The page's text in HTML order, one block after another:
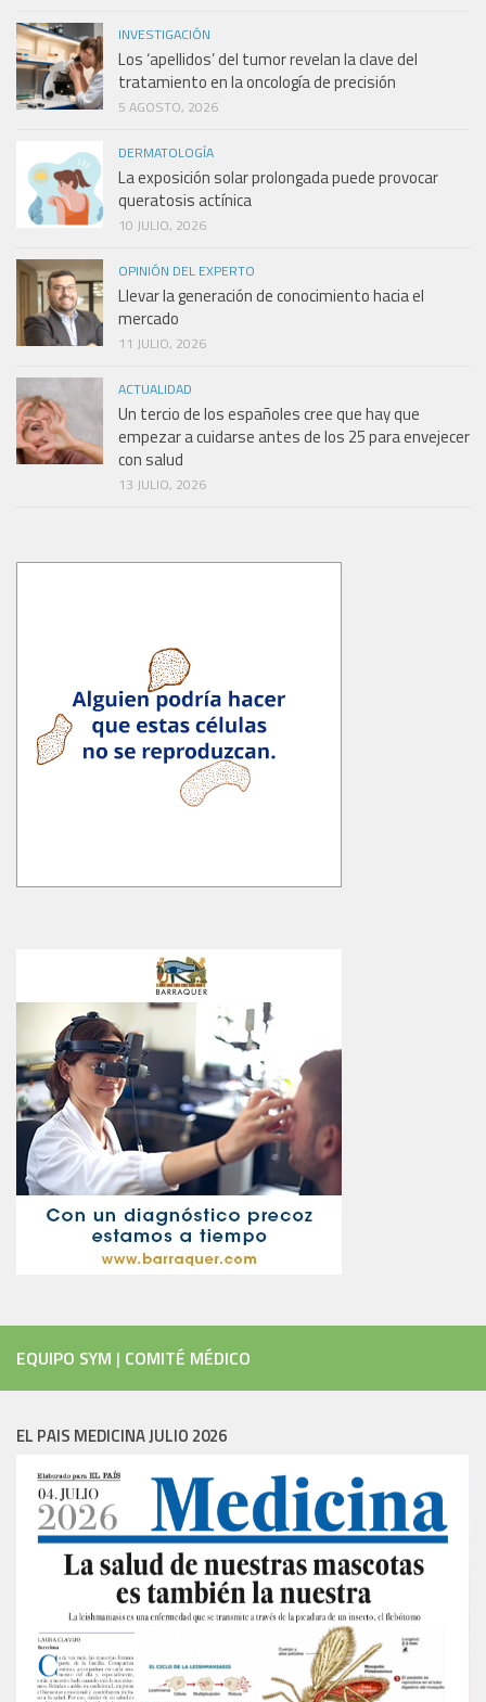
INVESTIGACIÓN
Los ‘apellidos’ del tumor revelan la clave del
tratamiento en la oncología de precisión
5 AGOSTO, 2026
DERMATOLOGÍA
La exposición solar prolongada puede provocar
queratosis actínica
10 JULIO, 2026
OPINIÓN DEL EXPERTO
Llevar la generación de conocimiento hacia el
mercado
11 JULIO, 2026
ACTUALIDAD
Un tercio de los españoles cree que hay que
empezar a cuidarse antes de los 25 para envejecer
con salud
13 JULIO, 2026
EQUIPO SYM | COMITÉ MÉDICO
EL PAIS MEDICINA JULIO 2026